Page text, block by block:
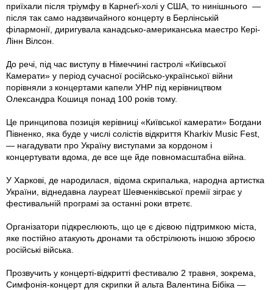
приїхали після тріумфу в Карнеґі-холі у США, то нинішнього —
після так само надзвичайного концерту в Берлінській
філармонії, диригувала канадсько-американська маестро Кері-
Лінн Вілсон.
До речі, під час виступу в Німеччині гастролі «Київської
Камерати» у період сучасної російсько-української війни
порівняли з концертами капели УНР під керівництвом
Олександра Кошиця понад 100 років тому.
Це принципова позиція керівниці «Київської камерати» Богдани
Півненко, яка буде у числі солістів відкриття Kharkiv Music Fest,
— нагадувати про Україну виступами за кордоном і
концертувати вдома, де все ще йде повномасштабна війна.
У Харкові, де народилася, відома скрипалька, народна артистка
України, віднедавна лауреат Шевченківської премії зіграє у
фестивальній програмі за останні роки втретє.
Організатори підкреслюють, що це є дієвою підтримкою міста,
яке постійно атакують дронами та обстрілюють іншою зброєю
російські війська.
Прозвучить у концерті-відкритті фестивалю 2 травня, зокрема,
Симфонія-концерт для скрипки й альта Валентина Бібіка —